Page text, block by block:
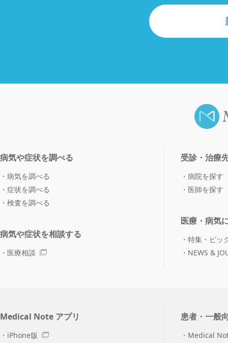
病気や症状を調べる
病気を調べる
症状を調べる
検査を調べる
病気や症状を相談する
医療相談
受診・治療
病院を探す
医師を探す
医療・病気
特集・ピッ
NEWS &
Medical Note アプリ
iPhone版
患者・一般
Medical